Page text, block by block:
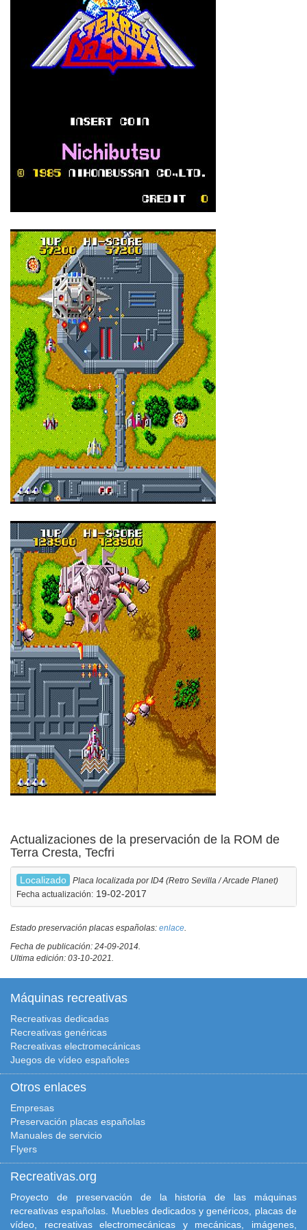
Actualizaciones de la preservación de la ROM de
Terra Cresta, Tecfri
Localizado
Placa localizada por ID4 (Retro Sevilla / Arcade Planet)
Fecha actualización: 19-02-2017
Estado preservación placas españolas: enlace.
Fecha de publicación: 24-09-2014.
Ultima edición: 03-10-2021.
Máquinas recreativas
Recreativas dedicadas
Recreativas genéricas
Recreativas electromecánicas
Juegos de vídeo españoles
Otros enlaces
Empresas
Preservación placas españolas
Manuales de servicio
Flyers
Recreativas.org
Proyecto de preservación de la historia de las máquinas
recreativas españolas. Muebles dedicados y genéricos, placas de
vídeo, recreativas electromecánicas y mecánicas, imágenes,